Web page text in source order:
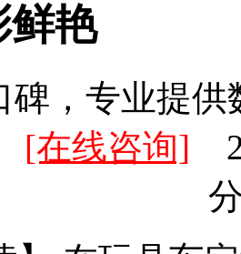
鲜艳
碑，专业提
[在线咨询]